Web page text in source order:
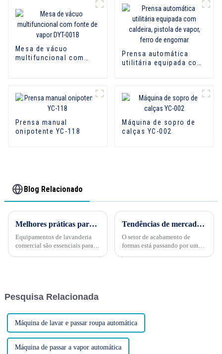
Mesa de vácuo
multifuncional com
Prensa automática
utilitária equipada com
Prensa manual
onipotente YC-118
Máquina de sopro de
calças YC-002
Blog Relacionado
Melhores práticas para limpeza de equipamentos de lavanderia comercial
Equipamentos de lavanderia
comercial são essenciais para
cruciais para garantir...
Tendências de mercado na indústria de acabamento de formas: moldando o futuro do cuidado com roupas
O setor de acabamento de
formas está passando por uma
último...
Pesquisa Relacionada
Máquina de lavar e passar roupa automática
Máquina de passar a vapor automática